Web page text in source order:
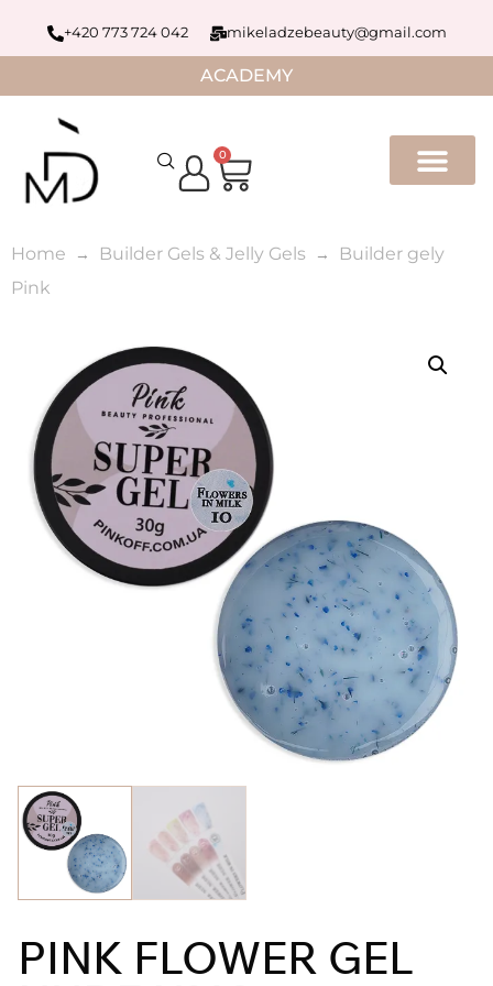
+420 773 724 042 mikeladzebeauty@gmail.com
ACADEMY
0
Home Builder Gels & Jelly Gels
Builder gely
Pink
PINK FLOWER GEL